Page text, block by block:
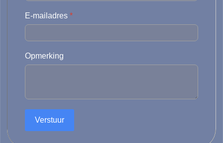
Facilitaire dienstverlening
Ontwerp en ontwikkeling
reparatie en onderhoud
E-mailadres *
Opmerking
Verstuur